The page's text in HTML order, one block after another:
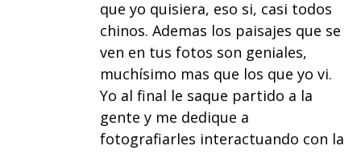
que yo quisiera, eso si, casi todos
chinos. Ademas los paisajes que se
ven en tus fotos son geniales,
muchísimo mas que los que yo vi.
Yo al final le saque partido a la
gente y me dedique a
fotografiarles interactuando con la